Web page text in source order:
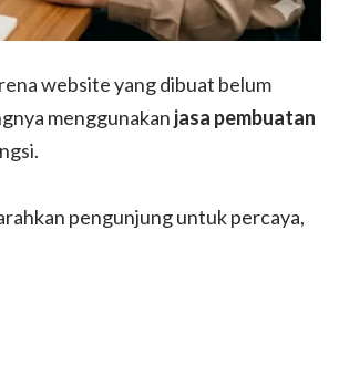
website yang dibuat belum
menggunakan jasa pembuatan
pengunjung untuk percaya,